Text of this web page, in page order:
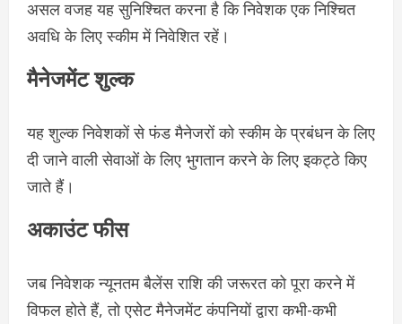
असल वजह यह सुनिश्चित करना है कि निवेशक एक निश्चित
अवधि के लिए स्कीम में निवेशित रहें।
मैनेजमेंट शुल्क
यह शुल्क निवेशकों से फंड मैनेजरों को स्कीम के प्रबंधन के लिए
दी जाने वाली सेवाओं के लिए भुगतान करने के लिए इकट्ठे किए
जाते हैं।
अकाउंट फीस
जब निवेशक न्यूनतम बैलेंस राशि की जरूरत को पूरा करने में
विफल होते हैं, तो एसेट मैनेजमेंट कंपनियों द्वारा कभी-कभी